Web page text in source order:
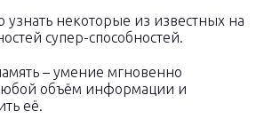
узнать некоторые из известных на
супер-способностей.
– умение мгновенно
объём информации и
её.